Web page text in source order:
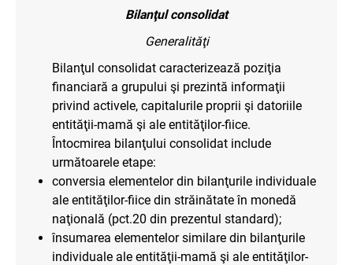
Bilanţul consolidat
Generalităţi
Bilanţul consolidat caracterizează poziţia
financiară a grupului şi prezintă informaţii
privind activele, capitalurile proprii şi datoriile
entităţii-mamă şi ale entităţilor-fiice.
Întocmirea bilanţului consolidat include
următoarele etape:
conversia elementelor din bilanţurile individuale
ale entităţilor-fiice din străinătate în monedă
naţională (pct.20 din prezentul standard);
însumarea elementelor similare din bilanţurile
individuale ale entităţii-mamă şi ale entităţilor-